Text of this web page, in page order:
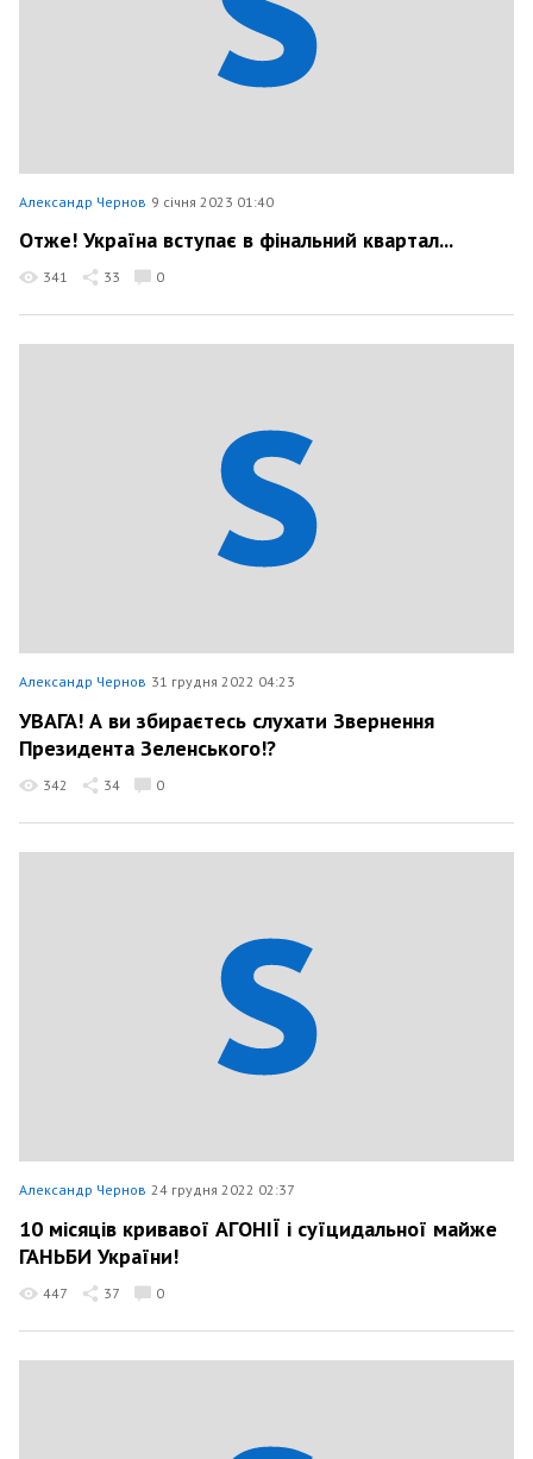
Александр Чернов 9 січня 2023 01:40
Отже! Україна вступає в фінальний квартал...
341 33 0
Александр Чернов 31 грудня 2022 04:23
УВАГА! А ви збираєтесь слухати Звернення
Президента Зеленського!?
342 34 0
Александр Чернов 24 грудня 2022 02:37
10 місяців кривавої АГОНІЇ і суїцидальної майже
ГАНЬБИ України!
447 37 0